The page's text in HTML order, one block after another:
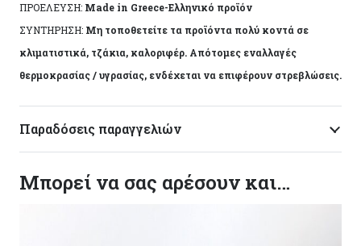
ΠΡΟΕΛΕΥΣΗ: Made in Greece-Ελληνικό προϊόν
ΣΥΝΤΗΡΗΣΗ: Μη τοποθετείτε τα προϊόντα πολύ κοντά σε
κλιματιστικά, τζάκια, καλοριφέρ. Απότομες εναλλαγές
θερμοκρασίας / υγρασίας, ενδέχεται να επιφέρουν στρεβλώσεις.
Παραδόσεις παραγγελιών
Μπορεί να σας αρέσουν και…